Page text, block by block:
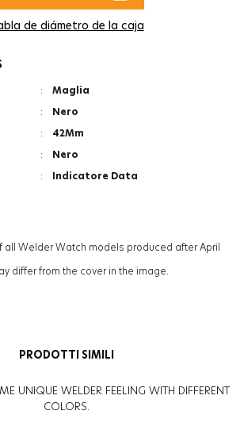
de diámetro de la caja
:
Maglia
:
Nero
:
42Mm
:
Nero
:
Indicatore Data
:
12.6Mm
all Welder Watch models produced after April
differ from the cover in the image.
PRODOTTI SIMILI
UNIQUE WELDER FEELING WITH DIFFERENT
COLORS.